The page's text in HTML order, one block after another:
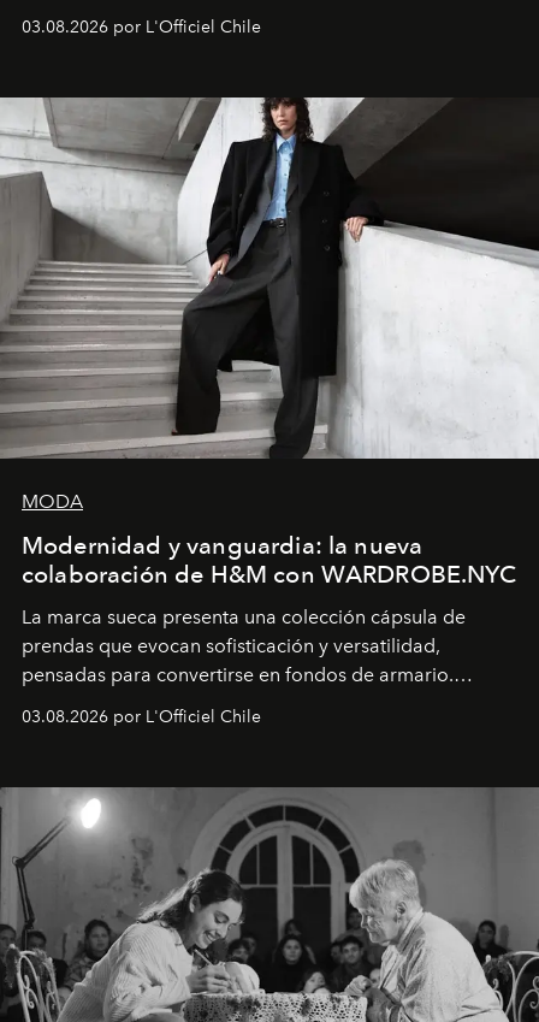
la asesora creativa y jefa de diseño global de la marca
y la filosofía detrás de la propuesta.
03.08.2026 por L'Officiel Chile
MODA
Modernidad y vanguardia: la nueva
colaboración de H&M con WARDROBE.NYC
La marca sueca presenta una colección cápsula de
prendas que evocan sofisticación y versatilidad,
pensadas para convertirse en fondos de armario.
03.08.2026 por L'Officiel Chile